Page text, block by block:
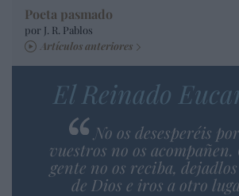
Poeta pasmado
por J. R. Pablos
Artículos anteriores
El Reinado
No os desesperéis
vuestros no os
gente no os reciba,
de Dios e iros a otro